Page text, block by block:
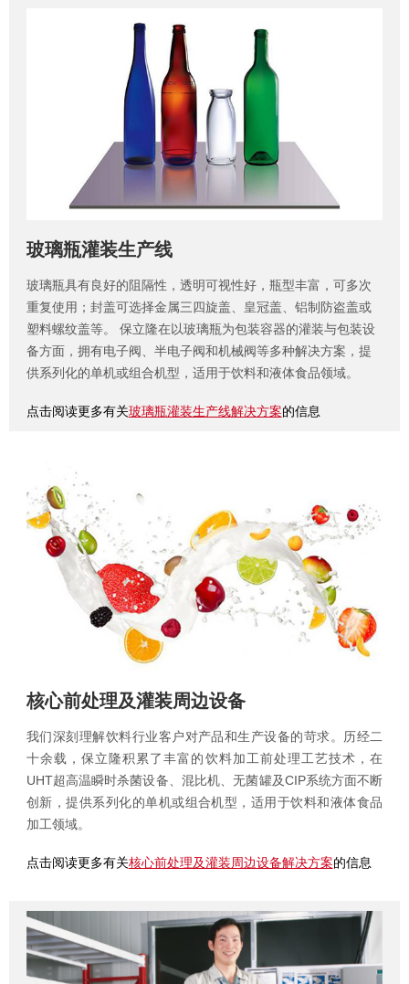
玻璃瓶灌装生产线
玻璃瓶具有良好的阻隔性，透明可视性好，瓶型丰富，可多次
重复使用；封盖可选择金属三四旋盖、皇冠盖、铝制防盗盖或
塑料螺纹盖等。
保立隆在以玻璃瓶为包装容器的灌装与包装设
备方面，拥有电子阀、半电子阀和机械阀等多种解决方案，提
供系列化的单机或组合机型，适用于饮料和液体食品领域。
点击阅读更多有关玻璃瓶灌装生产线解决方案的信息
核心前处理及灌装周边设备
我们深刻理解饮料行业客户对产品和生产设备的苛求。历经二
十余载，保立隆积累了丰富的饮料加工前处理工艺技术，在
UHT超高温瞬时杀菌设备 、混比机、无菌罐及CIP系统方面不断
创新，提供系列化的单机或组合机型，适用于饮料和液体食品
加工领域。
点击阅读更多有关核心前处理及灌装周边设备解决方案的信息